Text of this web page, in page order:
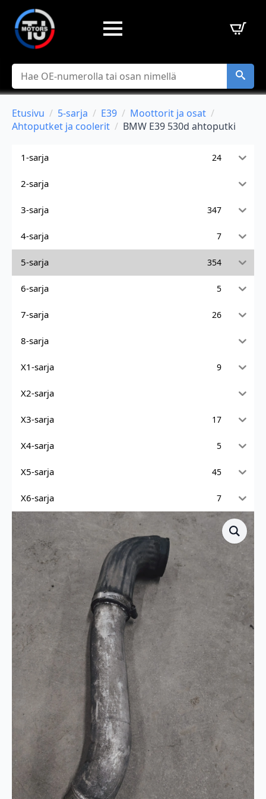
Hae
Etusivu 5-sarja E39
Moottorit ja osat
Ahtoputket ja coolerit
BMW E39 530d ahtoputki
1-sarja 24
2-sarja
3-sarja 347
4-sarja 7
5-sarja 354
6-sarja 5
7-sarja 26
8-sarja
X1-sarja 9
X2-sarja
X3-sarja 17
X4-sarja 5
X5-sarja 45
X6-sarja 7